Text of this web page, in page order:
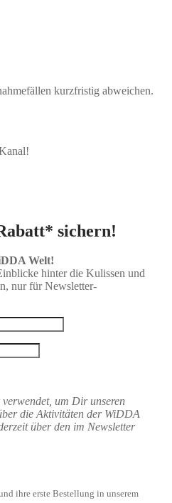
kurzfristig abweichen.
sichern!
Welt!
hinter die Kulissen und
nur für Newsletter-
um Dir unseren
die Aktivitäten der WiDDA
über den im Newsletter
ihre erste Bestellung in unserem